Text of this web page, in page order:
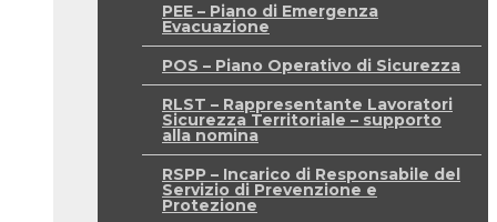
PEE – Piano di Emergenza
Evacuazione
POS – Piano Operativo di Sicurezza
RLST – Rappresentante Lavoratori
Sicurezza Territoriale – supporto
alla nomina
RSPP – Incarico di Responsabile del
Servizio di Prevenzione e
Protezione